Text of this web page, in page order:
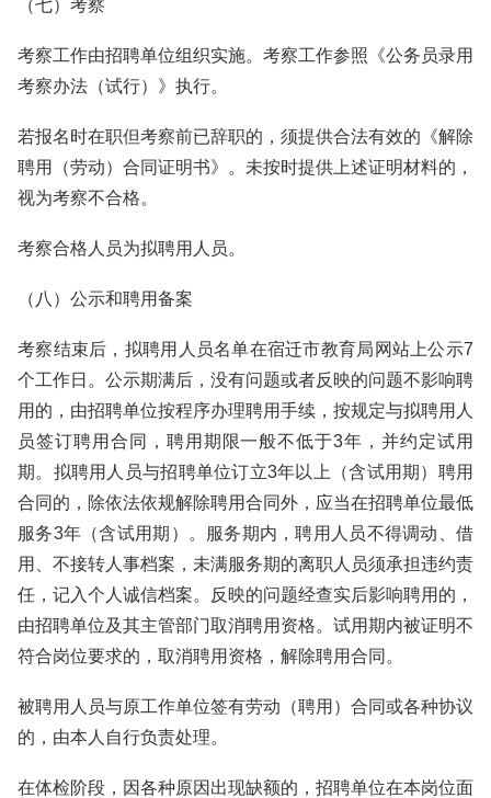
（七）考察
考察工作由招聘单位组织实施。考察工作参照《公务员录用
考察办法（试行）》执行。
若报名时在职但考察前已辞职的，须提供合法有效的《解除
聘用（劳动）合同证明书》。未按时提供上述证明材料的，
视为考察不合格。
考察合格人员为拟聘用人员。
（八）公示和聘用备案
考察结束后，拟聘用人员名单在宿迁市教育局网站上公示7
个工作日。公示期满后，没有问题或者反映的问题不影响聘
用的，由招聘单位按程序办理聘用手续，按规定与拟聘用人
员签订聘用合同，聘用期限一般不低于3年，并约定试用
期。拟聘用人员与招聘单位订立3年以上（含试用期）聘用
合同的，除依法依规解除聘用合同外，应当在招聘单位最低
服务3年（含试用期）。服务期内，聘用人员不得调动、借
用、不接转人事档案，未满服务期的离职人员须承担违约责
任，记入个人诚信档案。反映的问题经查实后影响聘用的，
由招聘单位及其主管部门取消聘用资格。试用期内被证明不
符合岗位要求的，取消聘用资格，解除聘用合同。
被聘用人员与原工作单位签有劳动（聘用）合同或各种协议
的，由本人自行负责处理。
在体检阶段，因各种原因出现缺额的，招聘单位在本岗位面